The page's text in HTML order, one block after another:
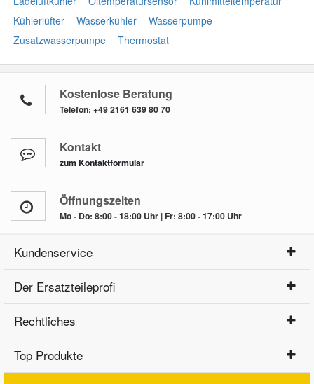
Kühlerlüfter
Wasserkühler
Wasserpumpe
Zusatzwasserpumpe
Thermostat
Kostenlose Beratung
Telefon: +49 2161 639 80 70
Kontakt
zum Kontaktformular
Öffnungszeiten
Mo - Do: 8:00 - 18:00 Uhr | Fr: 8:00 - 17:00 Uhr
Kundenservice
Der Ersatzteileprofi
Rechtliches
Top Produkte